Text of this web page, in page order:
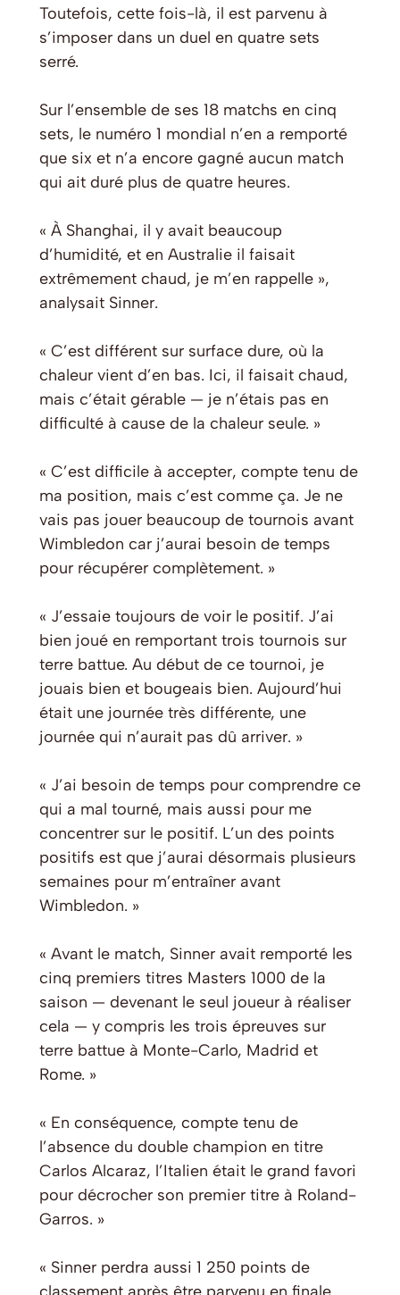
Toutefois, cette fois-là, il est parvenu à
s’imposer dans un duel en quatre sets
serré.
Sur l’ensemble de ses 18 matchs en cinq
sets, le numéro 1 mondial n’en a remporté
que six et n’a encore gagné aucun match
qui ait duré plus de quatre heures.
« À Shanghai, il y avait beaucoup
d’humidité, et en Australie il faisait
extrêmement chaud, je m’en rappelle »,
analysait Sinner.
« C’est différent sur surface dure, où la
chaleur vient d’en bas. Ici, il faisait chaud,
mais c’était gérable — je n’étais pas en
difficulté à cause de la chaleur seule. »
« C’est difficile à accepter, compte tenu de
ma position, mais c’est comme ça. Je ne
vais pas jouer beaucoup de tournois avant
Wimbledon car j’aurai besoin de temps
pour récupérer complètement. »
« J’essaie toujours de voir le positif. J’ai
bien joué en remportant trois tournois sur
terre battue. Au début de ce tournoi, je
jouais bien et bougeais bien. Aujourd’hui
était une journée très différente, une
journée qui n’aurait pas dû arriver. »
« J’ai besoin de temps pour comprendre ce
qui a mal tourné, mais aussi pour me
concentrer sur le positif. L’un des points
positifs est que j’aurai désormais plusieurs
semaines pour m’entraîner avant
Wimbledon. »
« Avant le match, Sinner avait remporté les
cinq premiers titres Masters 1000 de la
saison — devenant le seul joueur à réaliser
cela — y compris les trois épreuves sur
terre battue à Monte-Carlo, Madrid et
Rome. »
« En conséquence, compte tenu de
l’absence du double champion en titre
Carlos Alcaraz, l’Italien était le grand favori
pour décrocher son premier titre à Roland-
Garros. »
« Sinner perdra aussi 1 250 points de